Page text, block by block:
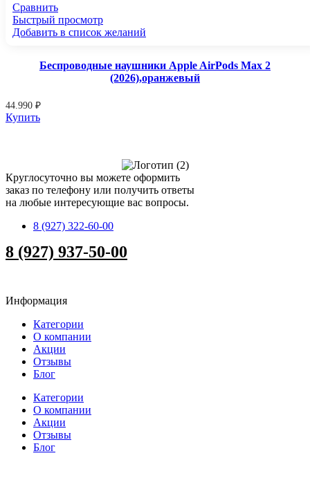
Сравнить
Быстрый просмотр
Добавить в список желаний
Беспроводные наушники Apple AirPods Max 2
(2026),оранжевый
44.990 ₽
Купить
Круглосуточно вы можете оформить
заказ по телефону или получить ответы
на любые интересующие вас вопросы.
8 (927) 322-60-00
8 (927) 937-50-00
Информация
Категории
О компании
Акции
Отзывы
Блог
Категории
О компании
Акции
Отзывы
Блог